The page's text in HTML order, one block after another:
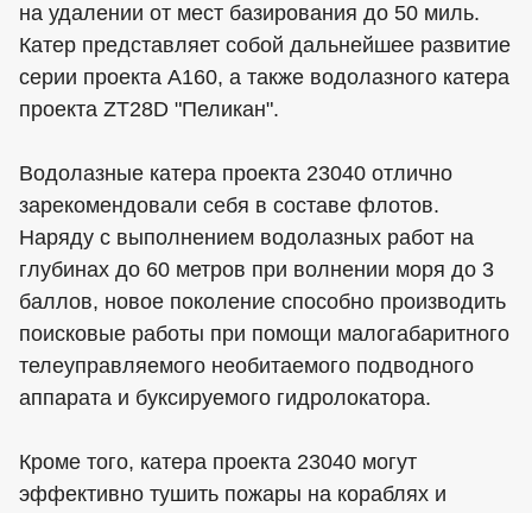
на удалении от мест базирования до 50 миль.
Катер представляет собой дальнейшее развитие
серии проекта А160, а также водолазного катера
проекта ZT28D "Пеликан".
Водолазные катера проекта 23040 отлично
зарекомендовали себя в составе флотов.
Наряду с выполнением водолазных работ на
глубинах до 60 метров при волнении моря до 3
баллов, новое поколение способно производить
поисковые работы при помощи малогабаритного
телеуправляемого необитаемого подводного
аппарата и буксируемого гидролокатора.
Кроме того, катера проекта 23040 могут
эффективно тушить пожары на кораблях и